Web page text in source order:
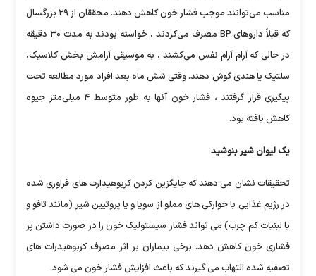
مناسب می‌توانند موجب فشار خون کاهش دهند. محققان از ۲۹ بزرگسال
که قبلاً داروهای BP مصرف می‌کردند ، خواسته بودند به مدت ۳۰ دقیقه
در حالی که آرام آرام نفس می‌کشند ، به موسیقی آرامش بخش کلاسیک،
سلتیک یا هندی گوش دهند. وقتی شش ماه بعد افراد مورد مطالعه تحت
پیگیری قرار گرفتند ، فشار خون آنها به طور متوسط ۴ میلی‌متر جیوه
کاهش یافته بود.
یک لیوان شیر بنوشید
تحقیقات نشان می دهند که جایگزین کردن کربوهیدارت های فراوری شده
در رژیم غذایی با خوارکی های مملو از سویا و یا پروتیین شیر (مانند تافو و
یا لبنیات کم چرب) می تواند فشار سیستولیک خون را در صورت داشتن پر
فشاری خون کاهش دهد. برخی بیماران بر اثر مصرف کربوهیدرات های
تصفیه شده التهاب می گیرند که باعث افزایش فشار خون می شود.